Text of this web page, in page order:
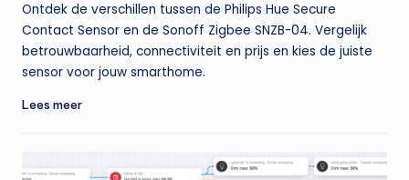
Ontdek de verschillen tussen de Philips Hue Secure
Contact Sensor en de Sonoff Zigbee SNZB-04. Vergelijk
betrouwbaarheid, connectiviteit en prijs en kies de juiste
sensor voor jouw smarthome.
Lees meer